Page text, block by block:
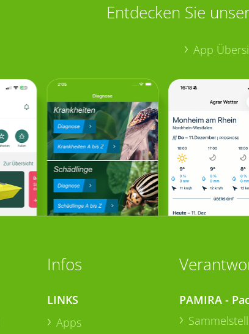
Entdecken Sie
App
Infos
LINKS
Apps
PAMIRA -